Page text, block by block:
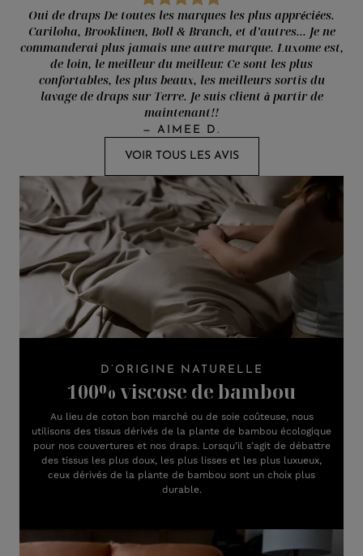
Oui de draps De toutes les marques les plus appréciées.
Cariloha, Brooklinen, Boll & Branch, et d’autres... Je ne
commanderai plus jamais une autre marque. Luxome est,
de loin, le meilleur du meilleur. Ce sont les plus
confortables, les plus beaux, les meilleurs sortis du
lavage de draps sur Terre. Je suis client à partir de
maintenant!!
— AIMEE D.
VOIR TOUS LES AVIS
D’ORIGINE NATURELLE
100% viscose de bambou
Au lieu de coton bon marché ou de soie coûteuse, nous
utilisons des tissus dérivés de la plante de bambou écologique
pour nos couvertures et nos draps. Lorsqu’il s’agit de débattre
des tissus les plus doux, les plus lisses et les plus luxueux,
ceux dérivés de la plante de bambou sont un choix plus
durable.